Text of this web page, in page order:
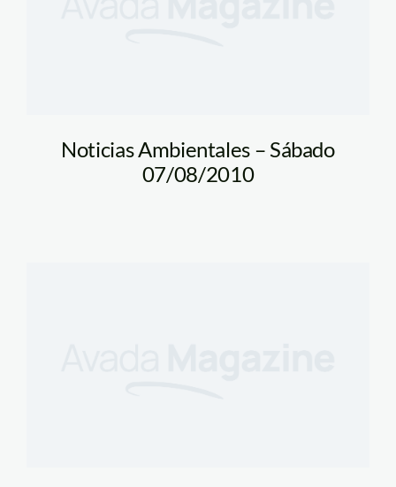
Noticias Ambientales – Sábado
07/08/2010